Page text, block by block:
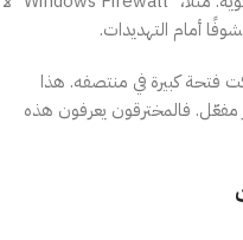
أمام التهديدات.
فتحة كبيرة في منتصفه. هذا
مفعّل. فالمخترقون يعرفون هذه